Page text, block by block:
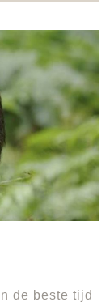
de beste tijd